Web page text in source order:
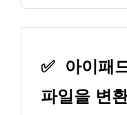
✅
아이패
파일을 변